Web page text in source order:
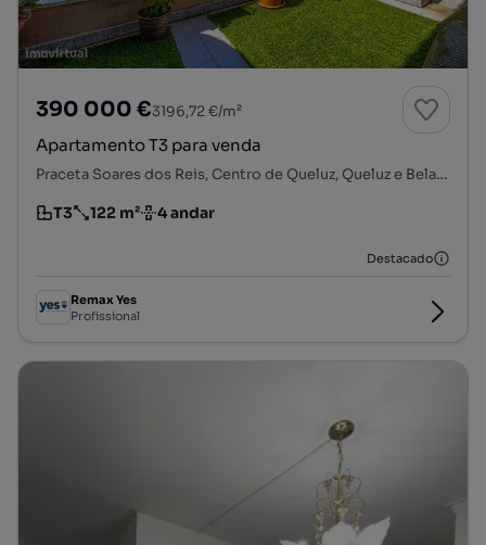
390 000 €3196,72 €/m²
Apartamento T3 para venda
Praceta Soares dos Reis, Centro de Queluz, Queluz e Belas, Sintra, Lisboa
Tipologia
T3
Preço por metro quadrado
122 m²
Andar 4 andar
Destacado
Remax Yes
Profissional